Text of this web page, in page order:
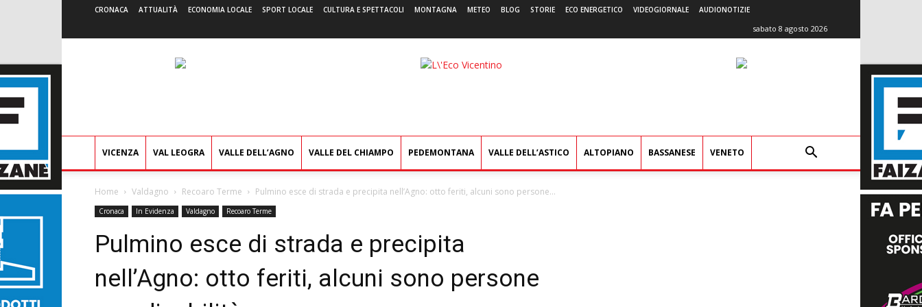
CRONACA ATTUALITÀ ECONOMIA LOCALE SPORT LOCALE CULTURA E SPETTACOLI MONTAGNA METEO BLOG STORIE ECO ENERGETICO VIDEOGIORNALE AUDIONOTIZIE
sabato 8 agosto 2026
L'Eco
VICENZA VAL LEOGRA VALLE DELL’AGNO VALLE DEL CHIAMPO PEDEMONTANA VALLE DELL’ASTICO ALTOPIANO BASSANESE VENETO
Home Valdagno Recoaro Terme Pulmino esce di strada e precipita nell’Agno: otto feriti, alcuni sono persone...
Cronaca In Evidenza Valdagno Recoaro Terme
Pulmino esce di strada e precipita
nell’Agno: otto feriti, alcuni sono persone